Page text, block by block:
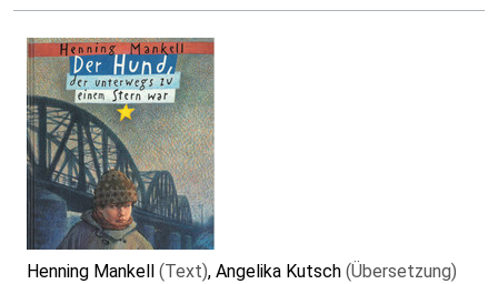
Henning Mankell (Text), Angelika Kutsch (Übersetzung)